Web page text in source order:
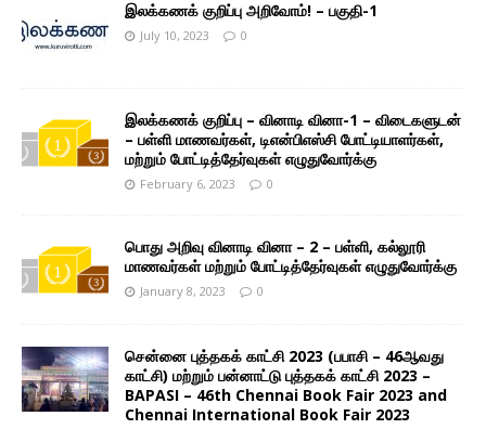
இலக்கணக் குறிப்பு அறிவோம்! – பகுதி-1
July 10, 2023 0
இலக்கணக் குறிப்பு – வினாடி வினா-1 – விடைகளுடன்
– பள்ளி மாணவர்கள், டிஎன்பிஎஸ்சி போட்டியாளர்கள்,
மற்றும் போட்டித்தேர்வுகள் எழுதுவோர்க்கு
February 6, 2023 0
பொது அறிவு வினாடி வினா – 2 – பள்ளி, கல்லூரி
மாணவர்கள் மற்றும் போட்டித்தேர்வுகள் எழுதுவோர்க்கு
January 8, 2023 0
சென்னை புத்தகக் காட்சி 2023 (பபாசி – 46ஆவது
காட்சி) மற்றும் பன்னாட்டு புத்தகக் காட்சி 2023 –
BAPASI – 46th Chennai Book Fair 2023 and
Chennai International Book Fair 2023